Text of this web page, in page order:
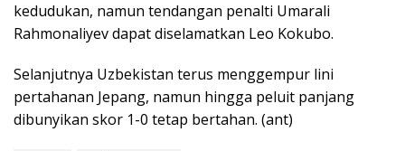
kedudukan, namun tendangan penalti Umarali
Rahmonaliyev dapat diselamatkan Leo Kokubo.
Selanjutnya Uzbekistan terus menggempur lini
pertahanan Jepang, namun hingga peluit panjang
dibunyikan skor 1-0 tetap bertahan. (ant)